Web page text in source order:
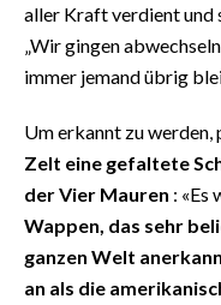
aller Kraft verdient und
„Wir gingen
immer jemand übrig
Um erkannt zu werden,
Zelt eine gefaltete
der Vier Mauren : «Es
Wappen, das sehr
ganzen Welt
an als die